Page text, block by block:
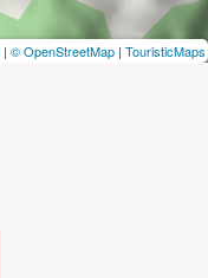
| © OpenStreetMap | TouristicMaps